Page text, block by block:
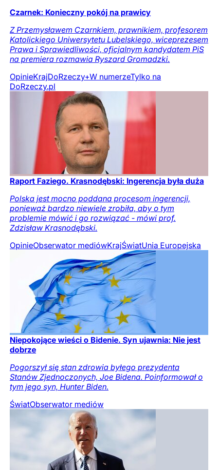
Czarnek: Konieczny pokój na prawicy
Z Przemysławem Czarnkiem, prawnikiem, profesorem
Katolickiego Uniwersytetu Lubelskiego, wiceprezesem
Prawa i Sprawiedliwości, oficjalnym kandydatem PiS
na premiera rozmawia Ryszard Gromadzki.
OpinieKrajDoRzeczy+W numerzeTylko na
DoRzeczy.pl
Raport Faziego. Krasnodębski: Ingerencja była duża
Polska jest mocno poddana procesom ingerencji,
ponieważ bardzo niewiele zrobiła, aby o tym
problemie mówić i go rozwiązać - mówi prof.
Zdzisław Krasnodębski.
OpinieObserwator mediówKrajŚwiatUnia Europejska
Niepokojące wieści o Bidenie. Syn ujawnia: Nie jest
dobrze
Pogorszył się stan zdrowia byłego prezydenta
Stanów Zjednoczonych, Joe Bidena. Poinformował o
tym jego syn, Hunter Biden.
ŚwiatObserwator mediów